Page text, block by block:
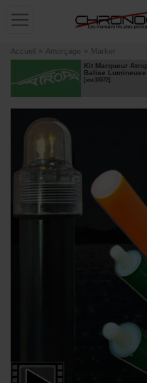
Accueil » Amorçage » Marker
Kit Marqueur
Balise
[esc15572]